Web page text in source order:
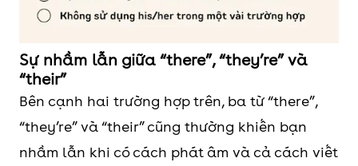
Sự nhầm lẫn giữa “there”, “they’re” và
“their”
Bên cạnh hai trường hợp trên, ba từ “there”,
“they’re” và “their” cũng thường khiến bạn
nhầm lẫn khi có cách phát âm và cả cách viết